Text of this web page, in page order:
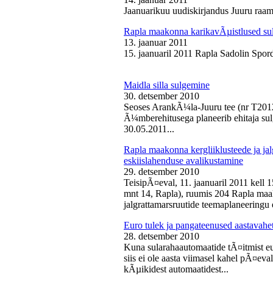
Jaanuarikuu uudiskirjandus Juuru
Rapla maakonna karikavÃµistlused
13. jaanuar 2011
15. jaanuaril 2011 Rapla Sadolin
Maidla silla sulgemine
30. detsember 2010
Seoses ArankÃ¼la-Juuru tee (nr
Ã¼mberehitusega planeerib ehitaja
30.05.2011...
Rapla maakonna kergliiklusteede ja
eskiislahenduse avalikustamine
29. detsember 2010
TeisipÃ¤eval, 11. jaanuaril 2011 kell
mnt 14, Rapla), ruumis 204 Rapla
jalgrattamarsruutide
Euro tulek ja pangateenused
28. detsember 2010
Kuna sularahaautomaatide tÃ¤itmist
siis ei ole aasta viimasel kahel
kÃµikidest automaatidest...